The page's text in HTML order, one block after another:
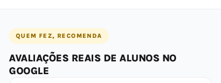
QUEM FEZ, RECOMENDA
AVALIAÇÕES REAIS DE ALUNOS NO
GOOGLE